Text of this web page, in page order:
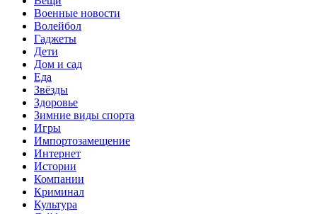
Военные новости
Волейбол
Гаджеты
Дети
Дом и сад
Еда
Звёзды
Здоровье
Зимние виды спорта
Игры
Импортозамещение
Интернет
Истории
Компании
Криминал
Культура